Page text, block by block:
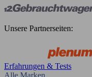
Unsere Partnerseiten:
Erfahrungen & Tests
Alle Marken